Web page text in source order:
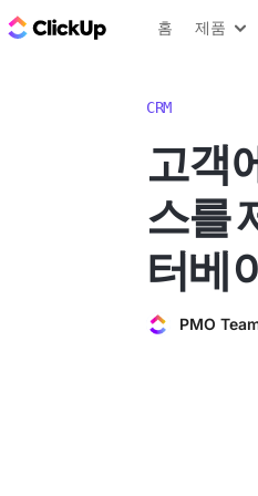
ClickUp 블로그
홈 제품
CRM
고객
스를
터베
PMO